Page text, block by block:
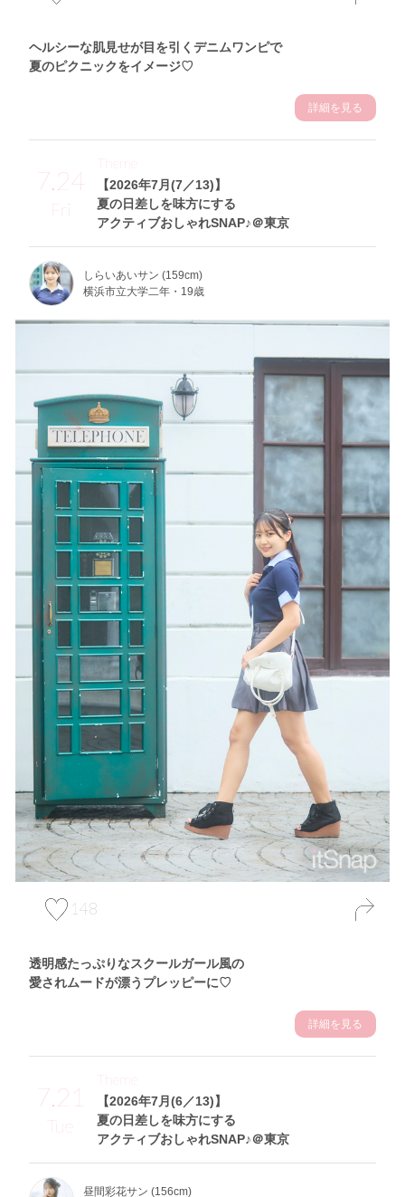
ヘルシーな肌見せが目を引くデニムワンピで
夏のピクニックをイメージ♡
詳細を見る
7.24
Fri
【2026年7月(7／13)】
夏の日差しを味方にする
アクティブおしゃれSNAP♪＠東京
Theme
しらいあいサン (159cm)
横浜市立大学二年・19歳
148
透明感たっぷりなスクールガール風の
愛されムードが漂うプレッピーに♡
詳細を見る
7.21
Tue
【2026年7月(6／13)】
夏の日差しを味方にする
アクティブおしゃれSNAP♪＠東京
Theme
昼間彩花サン (156cm)